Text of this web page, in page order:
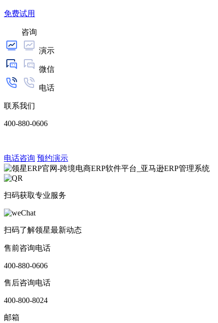
免费试用
咨询
演示
微信
电话
联系我们
400-880-0606
电话咨询 预约演示
扫码获取专业服务
扫码了解领星最新动态
售前咨询电话
400-880-0606
售后咨询电话
400-800-8024
邮箱